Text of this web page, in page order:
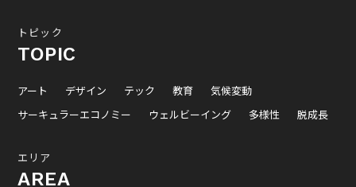
トピック
TOPIC
アート デザイン テック 教育
気候変動
サーキュラーエコノミー
ウェルビーイング 多様性 脱成長
エリア
AREA